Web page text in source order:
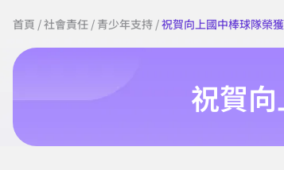
首頁 /社會責任 / 青少年支持 /祝賀向上國中棒球隊榮
祝賀